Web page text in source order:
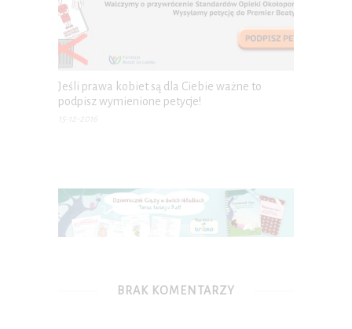
Jeśli prawa kobiet są dla Ciebie ważne to
podpisz wymienione petycje!
15-12-2016
BRAK KOMENTARZY